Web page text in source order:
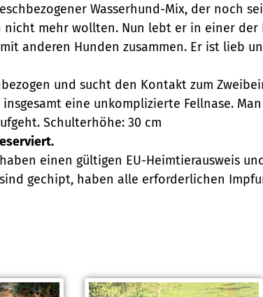
Wasserhund-Mix, der noch
nicht mehr wollten. Nun lebt er in einer der
anderen Hunden zusammen. Er ist lieb
und sucht den Kontakt zum
eine unkomplizierte Fellnase.
Schulterhöhe: 30 cm
einen gültigen EU-Heimtierausweis
gechipt, haben alle erforderlichen